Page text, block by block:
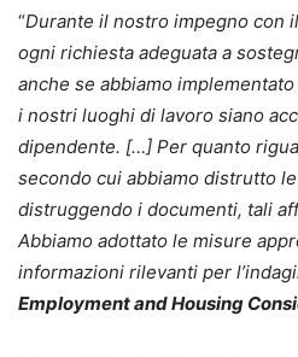
“Durante il nostro impegno con
ogni richiesta adeguata a
anche se abbiamo
i nostri luoghi di lavoro siano
dipendente. […] Per quanto
secondo cui abbiamo distrutto
distruggendo i documenti, tali
Abbiamo adottato le misure
informazioni rilevanti per
Employment and Housing